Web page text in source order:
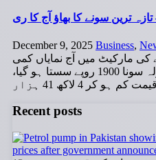
December 9, 2025 Business,
مارکیٹ میں آج نمایاں کمی
ریکارڈ کی گئی ہے۔ فی تولہ سونا 1900 روپے سستا ہو گیا،
کر 4 لاکھ 41 ہزار
Recent posts